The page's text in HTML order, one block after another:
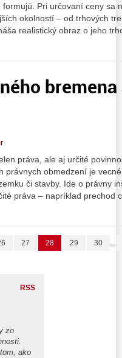
Pri určovaní ceny sa
okolností – od trhových
realistický obraz o jeho
práva, ale aj určité
právnych obmedzení je
či stavby. Ide o právny
práva – napríklad prechod
27 28 29 30 ...
RSS
zo
ako